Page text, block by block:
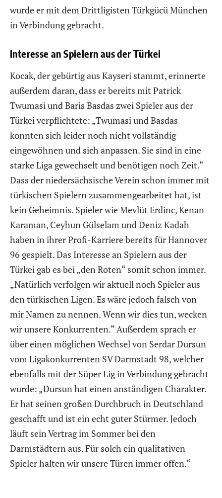
wurde er mit dem Drittligisten Türkgücü München
in Verbindung gebracht.
Interesse an Spielern aus der Türkei
Kocak, der gebürtig aus Kayseri stammt, erinnerte
außerdem daran, dass er bereits mit Patrick
Twumasi und Baris Basdas zwei Spieler aus der
Türkei verpflichtete: „Twumasi und Basdas
konnten sich leider noch nicht vollständig
eingewöhnen und sich anpassen. Sie sind in eine
starke Liga gewechselt und benötigen noch Zeit.“
Dass der niedersächsische Verein schon immer mit
türkischen Spielern zusammengearbeitet hat, ist
kein Geheimnis. Spieler wie Mevlüt Erdinc, Kenan
Karaman, Ceyhun Gülselam und Deniz Kadah
haben in ihrer Profi-Karriere bereits für Hannover
96 gespielt. Das Interesse an Spielern aus der
Türkei gab es bei „den Roten“ somit schon immer.
„Natürlich verfolgen wir aktuell noch Spieler aus
den türkischen Ligen. Es wäre jedoch falsch von
mir Namen zu nennen. Wenn wir dies tun, wecken
wir unsere Konkurrenten.“ Außerdem sprach er
über einen möglichen Wechsel von Serdar Dursun
vom Ligakonkurrenten SV Darmstadt 98, welcher
ebenfalls mit der Süper Lig in Verbindung gebracht
wurde: „Dursun hat einen anständigen Charakter.
Er hat seinen großen Durchbruch in Deutschland
geschafft und ist ein echt guter Stürmer. Jedoch
läuft sein Vertrag im Sommer bei den
Darmstädtern aus. Für solch ein qualitativen
Spieler halten wir unsere Türen immer offen.“